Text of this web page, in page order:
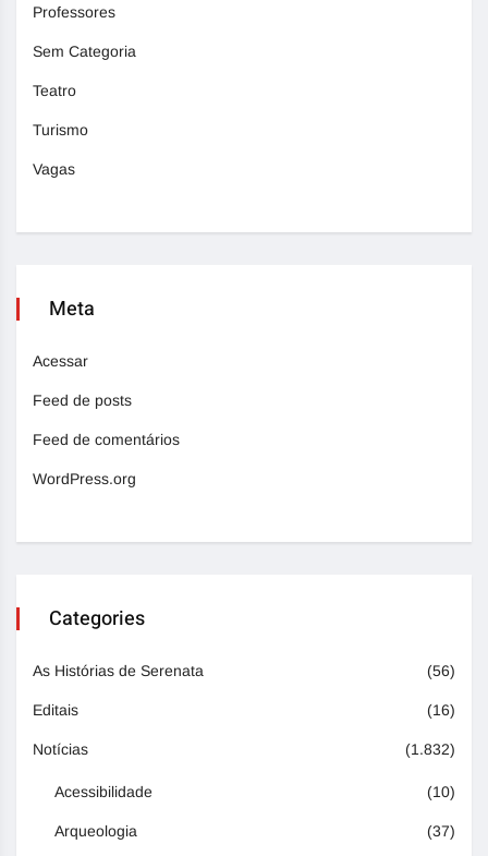
Professores
Sem Categoria
Teatro
Turismo
Vagas
Meta
Acessar
Feed de posts
Feed de comentários
WordPress.org
Categories
As Histórias de Serenata (56)
Editais (16)
Notícias (1.832)
Acessibilidade (10)
Arqueologia (37)